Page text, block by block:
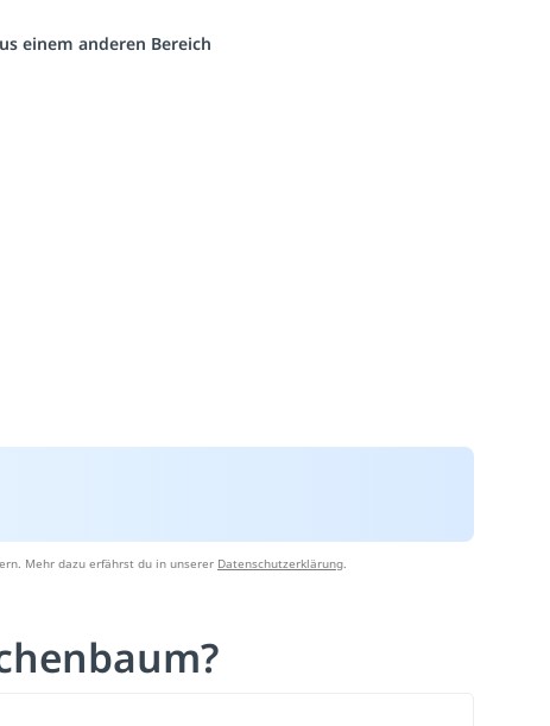
einem anderen Bereich
Mehr dazu erfährst du in unserer Datenschutzerklärung